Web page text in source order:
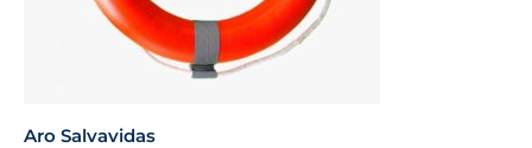
Aro Salvavidas